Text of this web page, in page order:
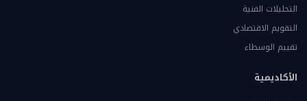
التحليلات الفنية
التقويم الاقتصادي
تقييم الوسطاء
الأكاديمية